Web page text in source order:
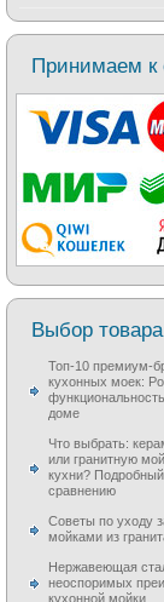
Принимаем к
Выбор товара
Топ-10 премиум-
кухонных моек:
доме
Что выбрать:
или гранитную
кухни?
сравнению
Советы по уходу
мойками из
Нержавеющая
неоспоримых
кухонной мойки